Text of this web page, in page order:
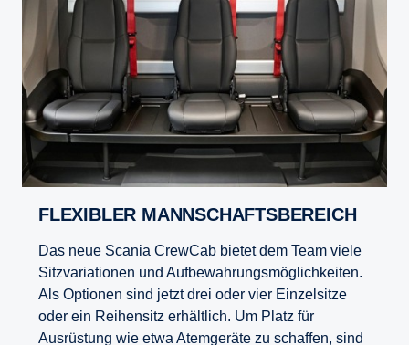
FLEXIBLER MANNSCHAFTSBEREICH
Das neue Scania CrewCab bietet dem Team viele
Sitzvariationen und Aufbewahrungsmöglichkeiten.
Als Optionen sind jetzt drei oder vier Einzelsitze
oder ein Reihensitz erhältlich. Um Platz für
Ausrüstung wie etwa Atemgeräte zu schaffen, sind